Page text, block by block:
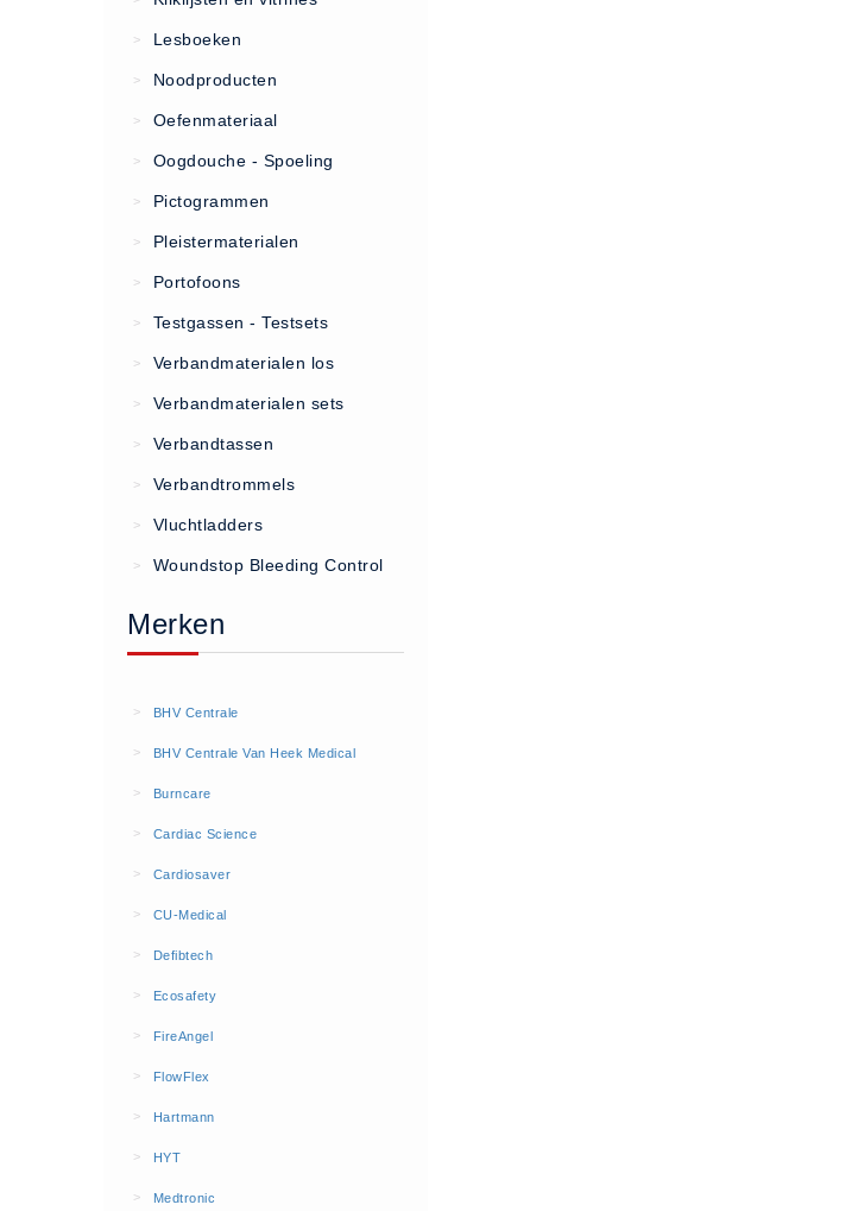
Algemene Voorwaarden
Vacatures
AED apparaten (11)
AED apparaten (11)
AED batterijen (12)
AED binnen - buiten kasten (11)
AED elektroden (18)
AED tassen (14)
BHV kasten (5)
BHV kasten (0)
Evacuatie - Zaklampen (0)
Kleding - Hesjes (0)
Brandblusmiddelen
Schuimblussers (6)
Brandmelders
CO melders (2)
> Lesboeken
> Noodproducten
> Oefenmateriaal
> Oogdouche - Spoeling
> Pictogrammen
> Pleistermaterialen
> Portofoons
> Testgassen - Testsets
> Verbandmaterialen los
> Verbandmaterialen sets
> Verbandtassen
> Verbandtrommels
> Vluchtladders
> Woundstop Bleeding Control
Merken
> BHV Centrale
> BHV Centrale Van Heek Medical
> Burncare
> Cardiac Science
> Cardiosaver
> CU-Medical
> Defibtech
> Ecosafety
> FireAngel
> FlowFlex
> Hartmann
> HYT
> Medtronic